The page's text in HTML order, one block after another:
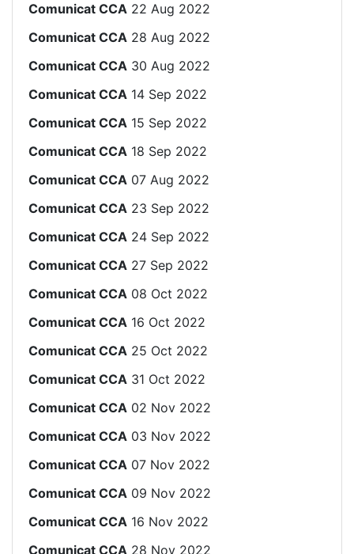
Comunicat CCA 22 Aug 2022
Comunicat CCA 28 Aug 2022
Comunicat CCA 30 Aug 2022
Comunicat CCA 14 Sep 2022
Comunicat CCA 15 Sep 2022
Comunicat CCA 18 Sep 2022
Comunicat CCA 07 Aug 2022
Comunicat CCA 23 Sep 2022
Comunicat CCA 24 Sep 2022
Comunicat CCA 27 Sep 2022
Comunicat CCA 08 Oct 2022
Comunicat CCA 16 Oct 2022
Comunicat CCA 25 Oct 2022
Comunicat CCA 31 Oct 2022
Comunicat CCA 02 Nov 2022
Comunicat CCA 03 Nov 2022
Comunicat CCA 07 Nov 2022
Comunicat CCA 09 Nov 2022
Comunicat CCA 16 Nov 2022
Comunicat CCA 28 Nov 2022